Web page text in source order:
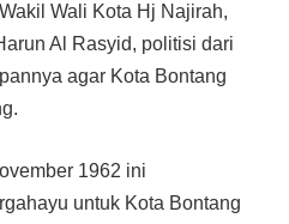
Wali Kota Hj Najirah,
Al Rasyid, politisi dari
agar Kota Bontang
1962 ini
untuk Kota Bontang